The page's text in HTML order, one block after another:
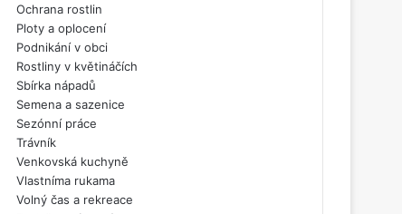
Ochrana rostlin
Ploty a oplocení
Podnikání v obci
Rostliny v květináčích
Sbírka nápadů
Semena a sazenice
Sezónní práce
Trávník
Venkovská kuchyně
Vlastníma rukama
Volný čas a rekreace